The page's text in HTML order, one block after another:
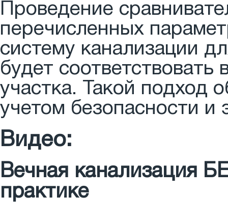
Проведение
перечисленных
систему канализации
будет
участка. Такой подход
учетом безопасности и
Видео:
Вечная канализация
практике